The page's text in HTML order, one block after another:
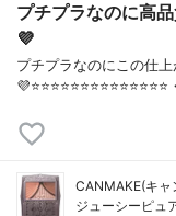
プチプラなのに高
💜
プチプラなのにこの仕
CANMAKE(キャ
ジューシーピュ